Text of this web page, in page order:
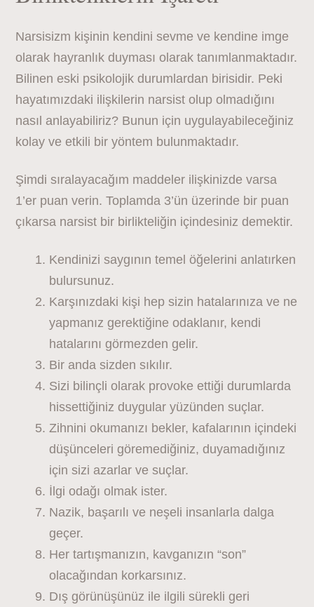
Narsisizm kişinin kendini sevme ve kendine imge
olarak hayranlık duyması olarak tanımlanmaktadır.
Bilinen eski psikolojik durumlardan birisidir. Peki
hayatımızdaki ilişkilerin narsist olup olmadığını
nasıl anlayabiliriz? Bunun için uygulayabileceğiniz
kolay ve etkili bir yöntem bulunmaktadır.
Şimdi sıralayacağım maddeler ilişkinizde varsa
1’er puan verin. Toplamda 3’ün üzerinde bir puan
çıkarsa narsist bir birlikteliğin içindesiniz demektir.
Kendinizi saygının temel öğelerini anlatırken
bulursunuz.
Karşınızdaki kişi hep sizin hatalarınıza ve ne
yapmanız gerektiğine odaklanır, kendi
hatalarını görmezden gelir.
Bir anda sizden sıkılır.
Sizi bilinçli olarak provoke ettiği durumlarda
hissettiğiniz duygular yüzünden suçlar.
Zihnini okumanızı bekler, kafalarının içindeki
düşünceleri göremediğiniz, duyamadığınız
için sizi azarlar ve suçlar.
İlgi odağı olmak ister.
Nazik, başarılı ve neşeli insanlarla dalga
geçer.
Her tartışmanızın, kavganızın “son”
olacağından korkarsınız.
Dış görünüşünüz ile ilgili sürekli geri